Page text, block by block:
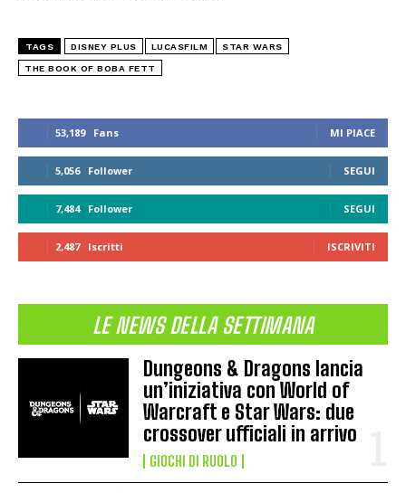
53,189 Fans MI PIACE
5,056 Follower SEGUI
7,484 Follower SEGUI
2,487 Iscritti ISCRIVITI
LE NEWS DELLA SETTIMANA
Dungeons & Dragons lancia
un’iniziativa con World of
Warcraft e Star Wars: due
crossover ufficiali in arrivo
GIOCHI DI RUOLO
TAGS DISNEY PLUS LUCASFILM STAR WARS
THE BOOK OF BOBA FETT